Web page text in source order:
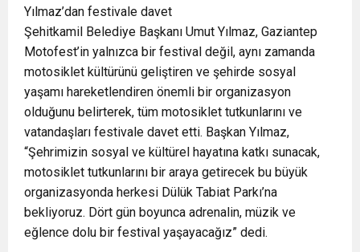
Yılmaz’dan festivale davet
Şehitkamil Belediye Başkanı Umut Yılmaz, Gaziantep
Motofest’in yalnızca bir festival değil, aynı zamanda
motosiklet kültürünü geliştiren ve şehirde sosyal
yaşamı hareketlendiren önemli bir organizasyon
olduğunu belirterek, tüm motosiklet tutkunlarını ve
vatandaşları festivale davet etti. Başkan Yılmaz,
“Şehrimizin sosyal ve kültürel hayatına katkı sunacak,
motosiklet tutkunlarını bir araya getirecek bu büyük
organizasyonda herkesi Dülük Tabiat Parkı’na
bekliyoruz. Dört gün boyunca adrenalin, müzik ve
eğlence dolu bir festival yaşayacağız” dedi.